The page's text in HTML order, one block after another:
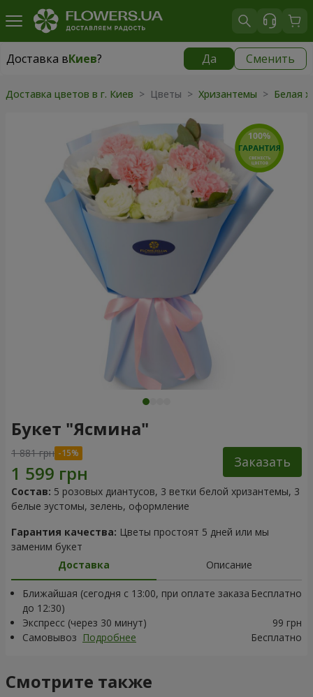
Доставка вКиев? Да Сменить
Доставка вКиев
Доставка цветов в г. Киев > Цветы > Хризантемы > Белая
Букет "Ясмина"
1 881 грн
Заказать
Состав: 5 розовых диантусов, 3 ветки белой хризантемы, 3
белые эустомы, зелень, оформление
Гарантия качества: Цветы простоят 5 дней или мы
заменим букет
Доставка
Описание
Ближайшая (сегодня с 13:00, при оплате заказа
до 12:30)
Бесплатно
Экспресс (через 30 минут)
99 грн
Самовывоз Подробнее Бесплатно
Смотрите также